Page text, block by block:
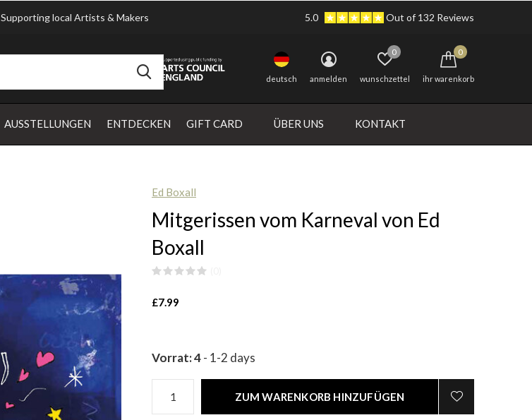
AUSSTELLUNGEN ENTDECKEN GIFT CARD ÜBER UNS KONTAKT
deutsch anmelden wunschzettel
0
ihr warenkorb
0
Supporting local Artists & Makers 5.0 Out of 132 Reviews
Ed Boxall
Mitgerissen vom Karneval von Ed
Boxall
£7.99
Vorrat: 4- 1-2 days
ZUM WARENKORB HINZUFÜGEN